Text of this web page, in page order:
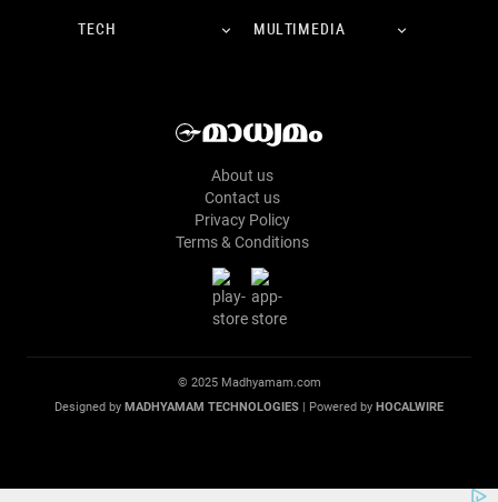
TECH MULTIMEDIA
About us
Contact us
Privacy Policy
Terms & Conditions
© 2025 Madhyamam.com
Designed by MADHYAMAM TECHNOLOGIES | Powered by HOCALWIRE